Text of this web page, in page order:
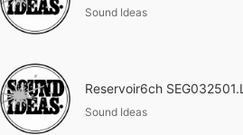
Sound Ideas
Reservoir6ch SEG032501.L
Sound Ideas